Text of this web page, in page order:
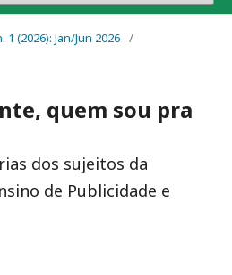
1 (2026): Jan/Jun 2026 /
quem sou pra
dos sujeitos da
de Publicidade e